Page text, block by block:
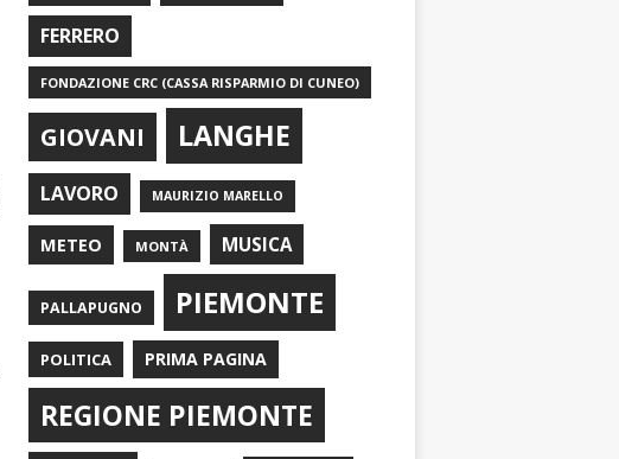
FERRERO
FONDAZIONE CRC (CASSA RISPARMIO DI CUNEO)
GIOVANI LANGHE
LAVORO MAURIZIO MARELLO
METEO MONTÀ MUSICA
PALLAPUGNO PIEMONTE
POLITICA PRIMA PAGINA
REGIONE PIEMONTE